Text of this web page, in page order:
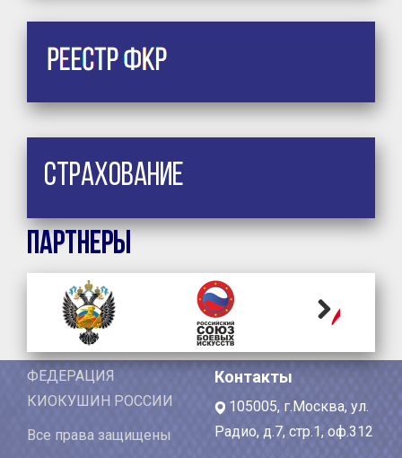
Страхование
Партнеры
ФЕДЕРАЦИЯ
КИОКУШИН РОССИИ
Все права защищены
Контакты
105005, г.Москва, ул.
Радио, д.7, стр.1, оф.312